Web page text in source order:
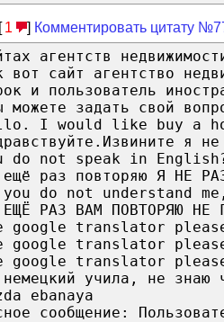
1 ] Комментировать цитату
агентств
вот сайт агентство
и пользователь
задать свой
I would like buy a
я не
do not speak in
раз повторяю Я НЕ
do not understand
РАЗ ВАМ ПОВТОРЯЮ НЕ
google translator
google translator
google translator
учила, не знаю
ebanaya
сообщение: